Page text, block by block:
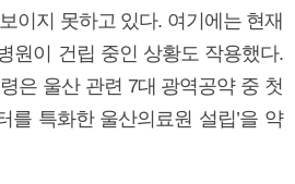
이지 못하고 있다. 여기에는 현재
원이 건립 중인 상황도 작용했다.
은 울산 관련 7대 광역공약 중 첫
를 특화한 울산의료원 설립’을 약